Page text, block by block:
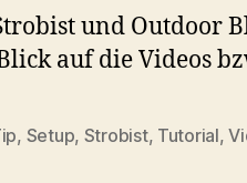
und Outdoor
auf die Videos
, Setup, Strobist, Tutorial,